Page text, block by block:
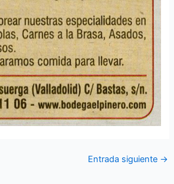
Entrada siguiente →